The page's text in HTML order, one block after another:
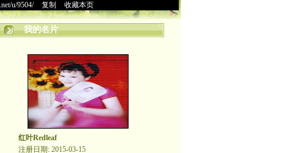
u/9504/> 复制 收藏本页
我的名片
红叶Redleaf
注册日期: 2015-03-15